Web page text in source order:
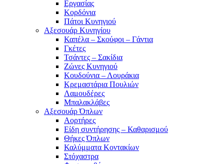
Εργασίας
Κορδόνια
Πάτοι Κυνηγιού
Αξεσουάρ Κυνηγίου
Καπέλα – Σκούφοι – Γάντια
Γκέτες
Τσάντες – Σακίδια
Ζώνες Κυνηγιού
Κουδούνια – Λουράκια
Κρεμαστάρια Πουλιών
Λαμουδέρες
Μπαλακλάβες
Αξεσουάρ Όπλων
Αορτήρες
Είδη συντήρησης – Καθαρισμού
Θήκες Όπλων
Καλύμματα Κοντακίων
Στόχαστρα